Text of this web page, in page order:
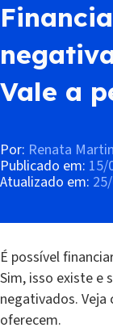
Vale a
Por: Renata
Publicado em: 15/
Atualizado em:
É possível
Sim, isso existe e
negativados.
oferecem.